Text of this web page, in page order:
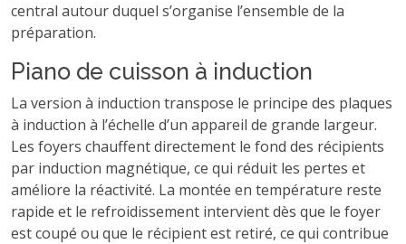
central autour duquel s’organise l’ensemble de la
préparation.
Piano de cuisson à induction
La version à induction transpose le principe des plaques
à induction à l’échelle d’un appareil de grande largeur.
Les foyers chauffent directement le fond des récipients
par induction magnétique, ce qui réduit les pertes et
améliore la réactivité. La montée en température reste
rapide et le refroidissement intervient dès que le foyer
est coupé ou que le récipient est retiré, ce qui contribue